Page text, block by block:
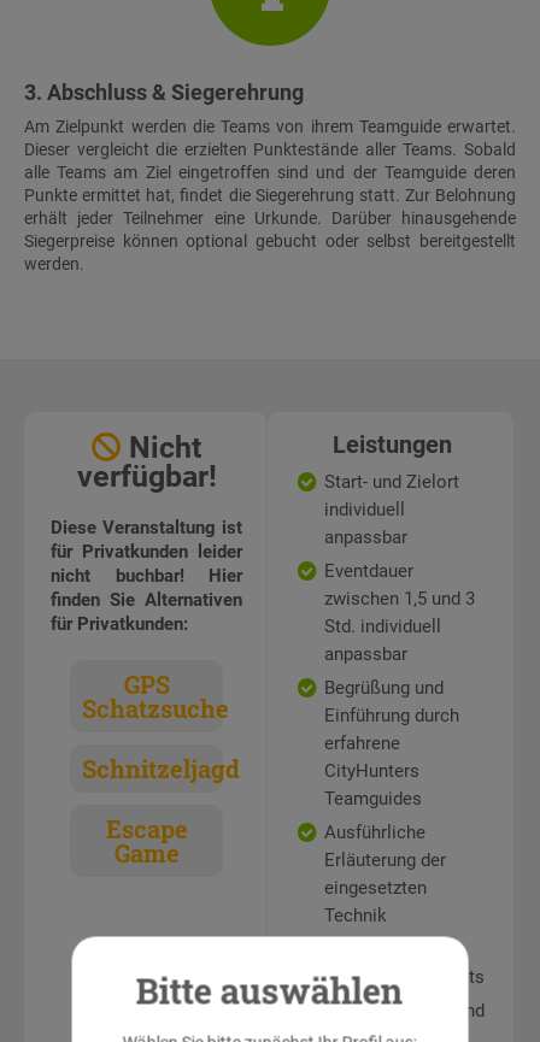
3. Abschluss & Siegerehrung
Am Zielpunkt werden die Teams von ihrem Teamguide erwartet.
Dieser vergleicht die erzielten Punktestände aller Teams. Sobald
alle Teams am Ziel eingetroffen sind und der Teamguide deren
Punkte ermittet hat, findet die Siegerehrung statt. Zur Belohnung
erhält jeder Teilnehmer eine Urkunde. Darüber hinausgehende
Siegerpreise können optional gebucht oder selbst bereitgestellt
werden.
Nicht
verfügbar!
Diese Veranstaltung ist
für Privatkunden leider
nicht buchbar! Hier
finden Sie Alternativen
für Privatkunden:
GPS
Schatzsuche
Schnitzeljagd
Escape
Game
Leistungen
Start- und Zielort
individuell
anpassbar
Eventdauer
zwischen 1,5 und 3
Std. individuell
anpassbar
Begrüßung und
Einführung durch
erfahrene
CityHunters
Teamguides
Ausführliche
Erläuterung der
eingesetzten
Technik
während des Events
Rätselstationen und
Bitte auswählen